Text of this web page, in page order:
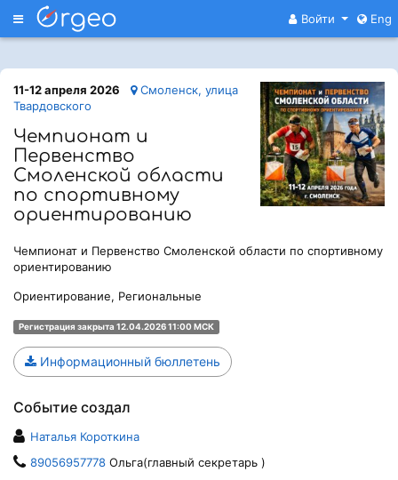
Меню Войти Eng
11-12 апреля 2026
Смоленск, улица
Твардовского
Чемпионат и
Первенство
Смоленской области
по спортивному
ориентированию
Чемпионат и Первенство Смоленской области по спортивному
ориентированию
Ориентирование, Региональные
Регистрация закрыта 12.04.2026 11:00 МСК
Информационный бюллетень
Событие создал
Наталья Короткина
89056957778 Ольга(главный секретарь )